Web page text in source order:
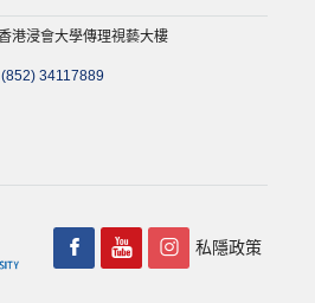
港浸會大學傳理視藝大樓
(852) 34117889
私隱政策